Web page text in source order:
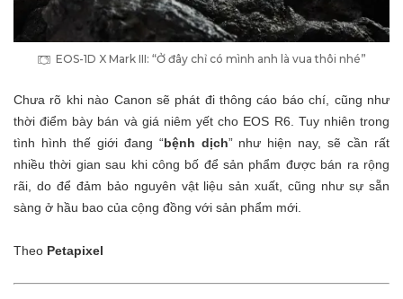
EOS-1D X Mark III: “Ở đây chỉ có mình anh là vua thôi nhé”
Chưa rõ khi nào Canon sẽ phát đi thông cáo báo chí, cũng như
thời điểm bày bán và giá niêm yết cho EOS R6. Tuy nhiên trong
tình hình thế giới đang “bệnh dịch” như hiện nay, sẽ cần rất
nhiều thời gian sau khi công bố để sản phẩm được bán ra rộng
rãi, do để đảm bảo nguyên vật liệu sản xuất, cũng như sự sẵn
sàng ở hầu bao của cộng đồng với sản phẩm mới.
Theo Petapixel